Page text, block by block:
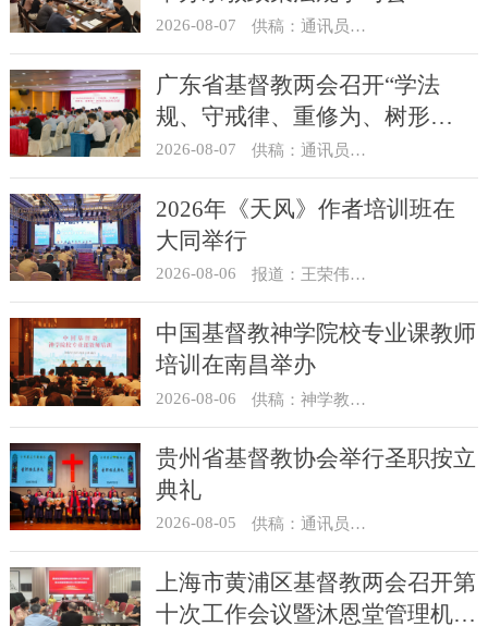
2026-08-07 供稿：通讯员 靳新元
广东省基督教两会召开“学法
规、守戒律、重修为、树形
象”教育活动总结会议
2026-08-07 供稿：通讯员 汪浩
2026年《天风》作者培训班在
大同举行
2026-08-06 报道：王荣伟 摄影：冯谦
中国基督教神学院校专业课教师
培训在南昌举办
2026-08-06 供稿：神学教育部
贵州省基督教协会举行圣职按立
典礼
2026-08-05 供稿：通讯员 杨菁
上海市黄浦区基督教两会召开第
十次工作会议暨沐恩堂管理机构